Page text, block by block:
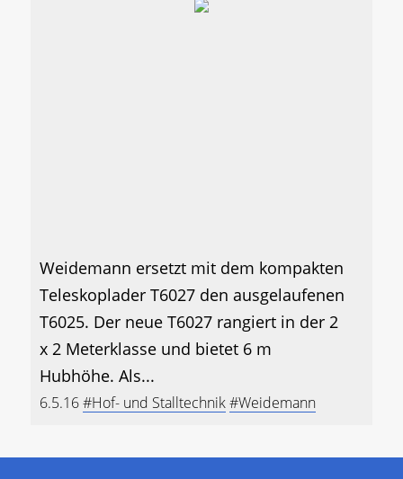
Weidemann ersetzt mit dem kompakten
Teleskoplader T6027 den ausgelaufenen
T6025. Der neue T6027 rangiert in der 2
x 2 Meterklasse und bietet 6 m
Hubhöhe. Als...
6.5.16#Hof- und Stalltechnik#Weidemann